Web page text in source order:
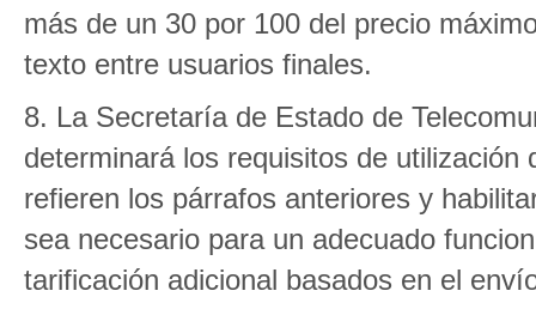
más de un 30 por 100 del precio
texto entre usuarios finales.
8. La Secretaría de Estado de
determinará los requisitos de
refieren los párrafos anteriores y
sea necesario para un adecuado
tarificación adicional basados en el